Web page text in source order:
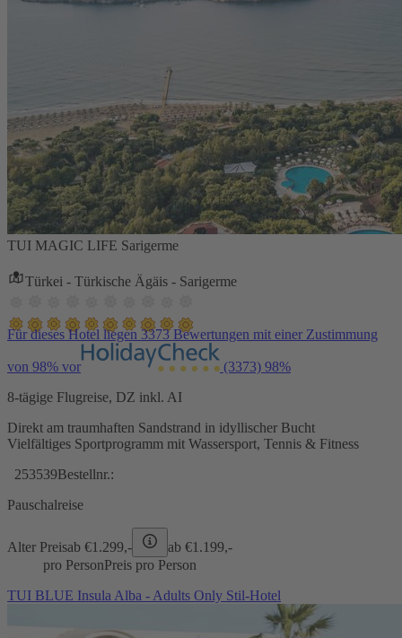
TUI MAGIC LIFE Sarigerme
Türkei - Türkische Ägäis - Sarigerme
Für dieses Hotel liegen 3373 Bewertungen mit einer Zustimmung
von 98% vor (3373) 98%
8-tägige Flugreise, DZ inkl. AI
Direkt am traumhaften Sandstrand in idyllischer Bucht
Vielfältiges Sportprogramm mit Wassersport, Tennis & Fitness
253539Bestellnr.:
Pauschalreise
Alter Preisab €1.299,- ab €1.199,-
pro PersonPreis pro Person
TUI BLUE Insula Alba - Adults Only Stil-Hotel